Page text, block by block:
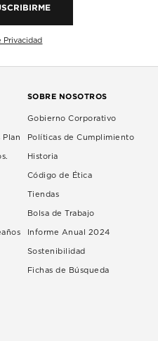
Privacidad
Plan
SOBRE NOSOTROS
Gobierno Corporativo
Políticas de Cumplimiento
Historia
Código de Ética
Tiendas
Bolsa de Trabajo
Informe Anual 2024
Sostenibilidad
Fichas de Búsqueda